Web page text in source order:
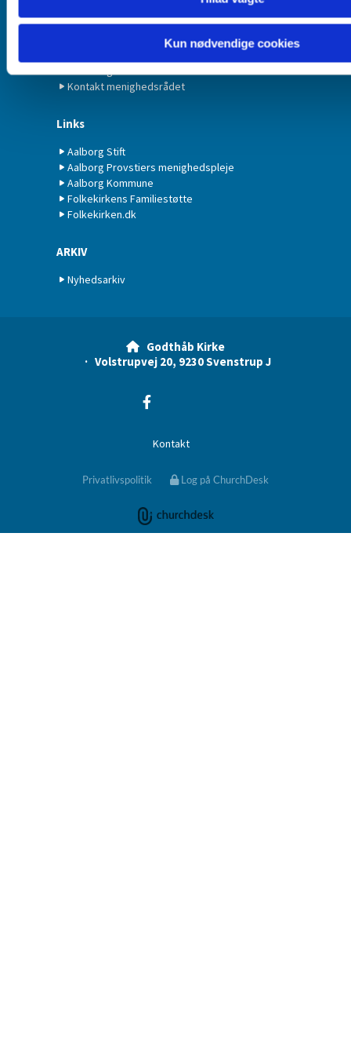
Kun nødvendige cookies
Kontakt præsten
Kontakt menighedsrådet
Links
Aalborg Stift
Aalborg Provstiers menighedspleje
Aalborg Kommune
Folkekirkens Familiestøtte
Folkekirken.dk
ARKIV
Nyhedsarkiv

Godthåb Kirke
· Volstrupvej 20, 9230 Svenstrup J
Kontakt
Privatlivspolitik Log på ChurchDesk